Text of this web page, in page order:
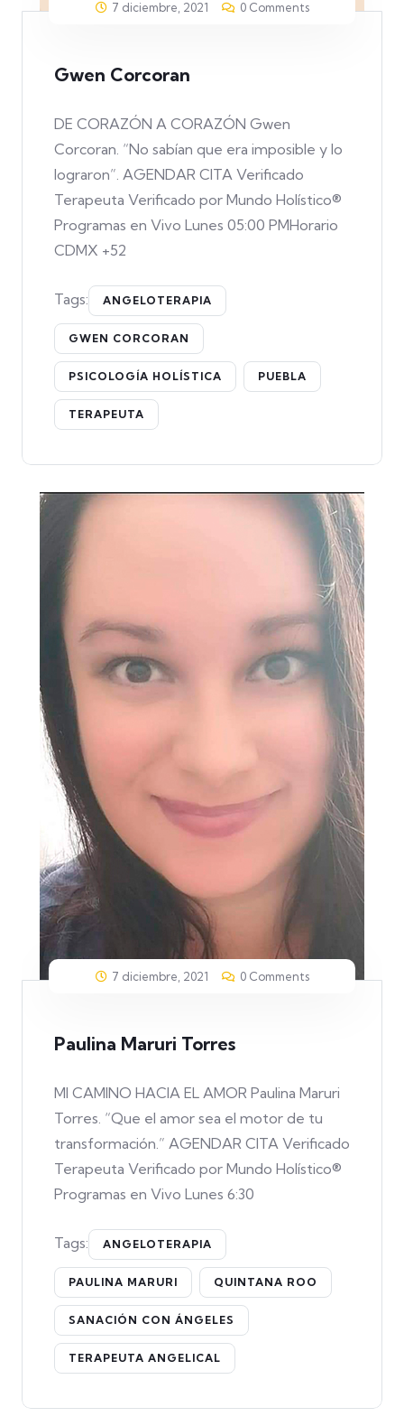
7 diciembre, 2021 0 Comments
Gwen Corcoran
DE CORAZÓN A CORAZÓN Gwen
Corcoran. “No sabían que era imposible y lo
lograron”. AGENDAR CITA Verificado
Terapeuta Verificado por Mundo Holístico®
Programas en Vivo Lunes 05:00 PMHorario
CDMX +52
Tags: ANGELOTERAPIA
GWEN CORCORAN
PSICOLOGÍA HOLÍSTICA PUEBLA
TERAPEUTA
7 diciembre, 2021 0 Comments
Paulina Maruri Torres
MI CAMINO HACIA EL AMOR Paulina Maruri
Torres. “Que el amor sea el motor de tu
transformación.” AGENDAR CITA Verificado
Terapeuta Verificado por Mundo Holístico®
Programas en Vivo Lunes 6:30
Tags: ANGELOTERAPIA
PAULINA MARURI QUINTANA ROO
SANACIÓN CON ÁNGELES
TERAPEUTA ANGELICAL